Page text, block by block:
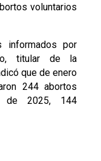
voluntarios
informados por
titular de la
que de enero
244 abortos
2025, 144